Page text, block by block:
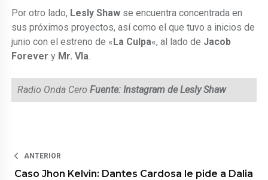
Por otro lado, Lesly Shaw se encuentra concentrada en
sus próximos proyectos, así como el que tuvo a inicios de
junio con el estreno de «La Culpa«, al lado de Jacob
Forever y Mr. Vla.
Radio Onda CeroFuente: Instagram de Lesly Shaw
ANTERIOR
Caso Jhon Kelvin: Dantes Cardosa le pide a Dalia